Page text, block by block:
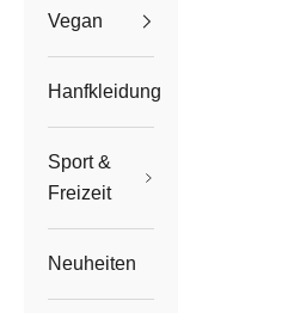
Vegan
Hanfkleidung
Sport &
Freizeit
Neuheiten